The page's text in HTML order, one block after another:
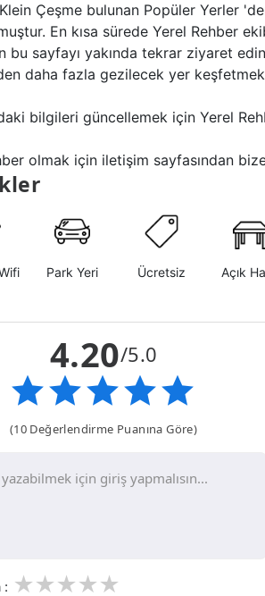
Çeşme bulunan Popüler Yerler
En kısa sürede Yerel Rehber
bu sayfayı yakında tekrar ziyaret
daha fazla gezilecek yer
bilgileri güncellemek için Yerel
olmak için iletişim sayfasından
Park Yeri Ücretsiz Açık
4.20/5.0
(10 Değerlendirme Puanına Göre)
: 3
2
1